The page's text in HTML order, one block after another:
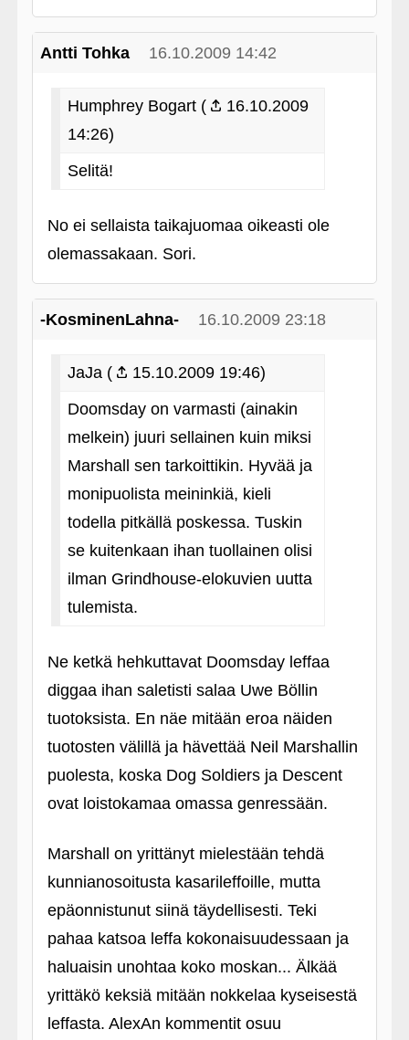
Antti Tohka 16.10.2009 14:42
Humphrey Bogart (
16.10.2009
14:26)
Selitä!
No ei sellaista taikajuomaa oikeasti ole
olemassakaan. Sori.
-KosminenLahna- 16.10.2009 23:18
JaJa (
15.10.2009 19:46)
Doomsday on varmasti (ainakin
melkein) juuri sellainen kuin miksi
Marshall sen tarkoittikin. Hyvää ja
monipuolista meininkiä, kieli
todella pitkällä poskessa. Tuskin
se kuitenkaan ihan tuollainen olisi
ilman Grindhouse-elokuvien uutta
tulemista.
Ne ketkä hehkuttavat Doomsday leffaa
diggaa ihan saletisti salaa Uwe Böllin
tuotoksista. En näe mitään eroa näiden
tuotosten välillä ja hävettää Neil Marshallin
puolesta, koska Dog Soldiers ja Descent
ovat loistokamaa omassa genressään.
Marshall on yrittänyt mielestään tehdä
kunnianosoitusta kasarileffoille, mutta
epäonnistunut siinä täydellisesti. Teki
pahaa katsoa leffa kokonaisuudessaan ja
haluaisin unohtaa koko moskan... Älkää
yrittäkö keksiä mitään nokkelaa kyseisestä
leffasta. AlexAn kommentit osuu